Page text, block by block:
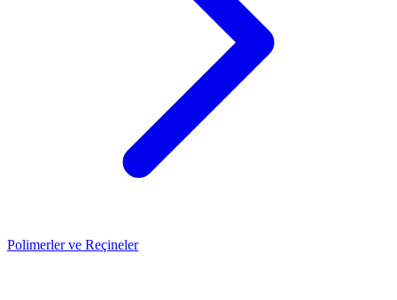
Polimerler ve Reçineler